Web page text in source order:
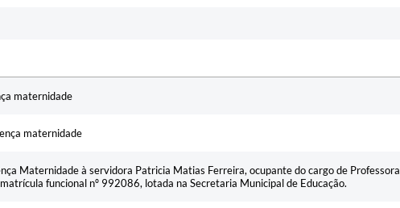
maternidade
maternidade
Maternidade à servidora Patricia Matias Ferreira, ocupante do cargo de Professora
funcional nº 992086, lotada na Secretaria Municipal de Educação.